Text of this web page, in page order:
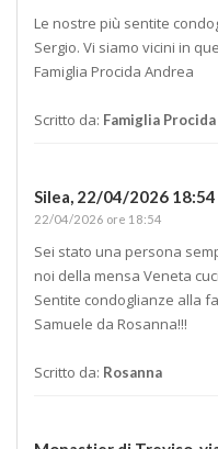
Le nostre più sentite
Sergio. Vi siamo vicini in
Famiglia Procida Andrea
Scritto da: Famiglia
Silea, 22/04/2026 18:54
22/04/2026 ore 18:54
Sei stato una persona
noi della mensa Veneta
Sentite condoglianze alla
Samuele da Rosanna!!!
Scritto da: Rosanna